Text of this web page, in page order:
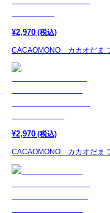
¥2,970 (税込)
CACAOMONO カカオだま
¥2,970 (税込)
CACAOMONO カカオだま